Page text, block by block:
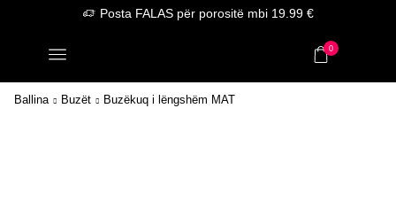
Posta FALAS për porositë mbi 19.99 €
0
Ballina Buzët Buzëkuq i lëngshëm MAT